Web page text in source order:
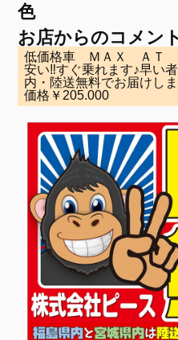
色
お店からのコメント
低価格車 ＭＡＸ ＡＴ
安い‼すぐ乗れます♪早い
内・陸送無料でお届けし
価格￥205.000